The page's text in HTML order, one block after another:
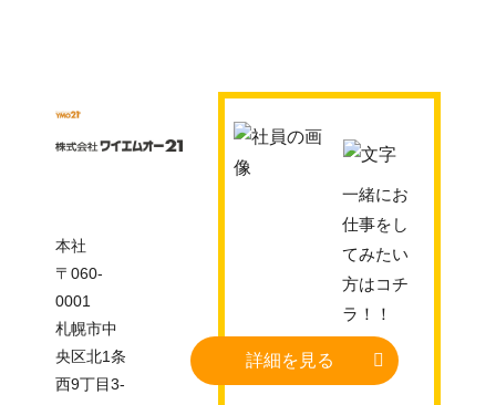
本社
〒060-
0001
札幌市中
央区北1条
西9丁目3-
一緒にお
仕事をし
てみたい
方はコチ
ラ！！
詳細を見る